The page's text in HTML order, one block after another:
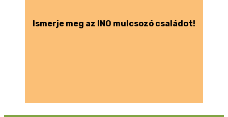
Ismerje meg az INO mulcsozó családot!